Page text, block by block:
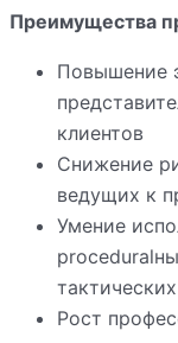
Преимущества
Повышение
клиентов
Снижение
ведущих к
Умение
Рост